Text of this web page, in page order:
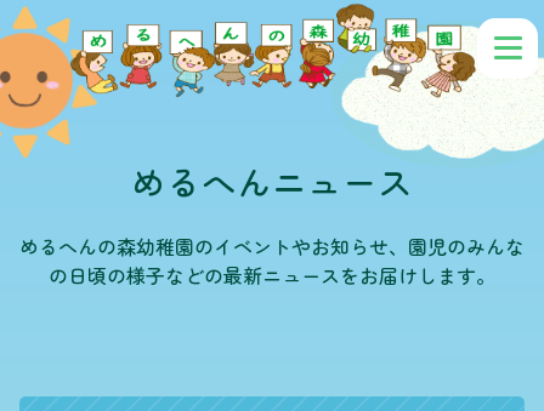
めるへんニュース
めるへんの森幼稚園のイベントやお知らせ、園児のみんな
の日頃の様子などの最新ニュースをお届けします。